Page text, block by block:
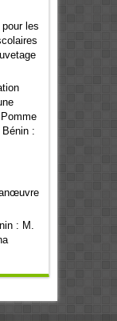
pour les
:
: M.